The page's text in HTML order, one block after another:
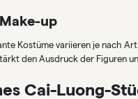
up
Kostüme variieren je nach
den Ausdruck der Figuren
Cai-Luong-